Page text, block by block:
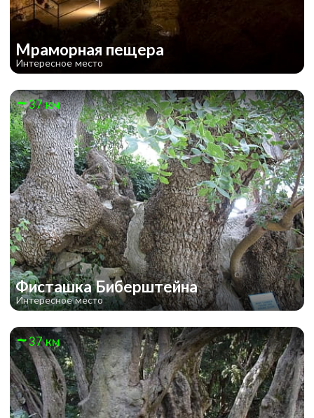
Мраморная пещера
Интересное место
37 км
Фисташка Биберштейна
Интересное место
37 км